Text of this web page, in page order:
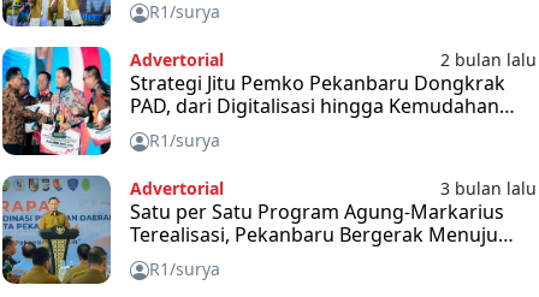
R1/surya
Advertorial 2 bulan lalu
Strategi Jitu Pemko Pekanbaru Dongkrak
PAD, dari Digitalisasi hingga Kemudahan
Pajak
R1/surya
Advertorial 3 bulan lalu
Satu per Satu Program Agung-Markarius
Terealisasi, Pekanbaru Bergerak Menuju
Kota Maju dan Berkelanjutan
R1/surya